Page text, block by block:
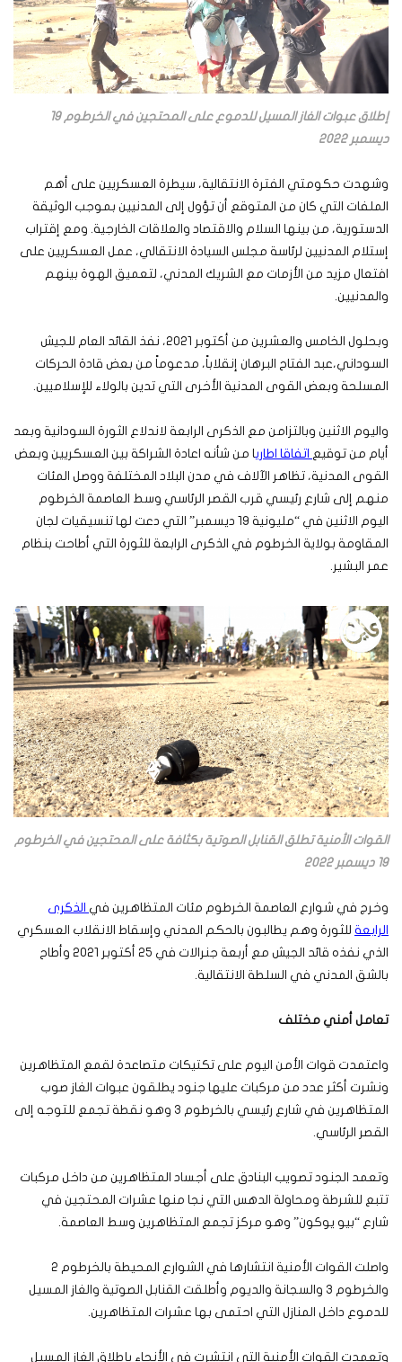
إطلاق عبوات الغاز المسيل للدموع على المحتجين في الخرطوم 19
ديسمبر 2022
وشهدت حكومتي الفترة الانتقالية، سيطرة العسكريين على أهم
الملفات التي كان من المتوقع أن تؤول إلى المدنيين بموجب الوثيقة
الدستورية، من بينها السلام والاقتصاد والعلاقات الخارجية. ومع إقتراب
إستلام المدنيين لرئاسة مجلس السيادة الانتقالي، عمل العسكريين على
افتعال مزيد من الأزمات مع الشريك المدني، لتعميق الهوة بينهم
والمدنيين.
وبحلول الخامس والعشرين من أكتوبر 2021، نفذ القائد العام للجيش
السوداني،عبد الفتاح البرهان إنقلاباً، مدعوماً من بعض قادة الحركات
المسلحة وبعض القوى المدنية الأخرى التي تدين بالولاء للإسلاميين.
واليوم الاثنين وبالتزامن مع الذكرى الرابعة لاندلاع الثورة السودانية وبعد
أيام من توقيع اتفاقا اطاريا من شأنه اعادة الشراكة بين العسكريين وبعض
القوى المدنية، تظاهر الآلاف في مدن البلاد المختلفة ووصل المئات
منهم إلى شارع رئيسي قرب القصر الرئاسي وسط العاصمة الخرطوم
اليوم الاثنين في “مليونية 19 ديسمبر” التي دعت لها تنسيقيات لجان
المقاومة بولاية الخرطوم في الذكرى الرابعة للثورة التي أطاحت بنظام
عمر البشير.
القوات الأمنية تطلق القنابل الصوتية بكثافة على المحتجين في الخرطوم
19 ديسمبر 2022
وخرج في شوارع العاصمة الخرطوم مئات المتظاهرين في الذكرى
الرابعة للثورة وهم يطالبون بالحكم المدني وإسقاط الانقلاب العسكري
الذي نفذه قائد الجيش مع أربعة جنرالات في 25 أكتوبر 2021 وأطاح
بالشق المدني في السلطة الانتقالية.
تعامل أمني مختلف
واعتمدت قوات الأمن اليوم على تكتيكات متصاعدة لقمع المتظاهرين
ونشرت أكثر عدد من مركبات عليها جنود يطلقون عبوات الغاز صوب
المتظاهرين في شارع رئيسي بالخرطوم 3 وهو نقطة تجمع للتوجه إلى
القصر الرئاسي.
وتعمد الجنود تصويب البنادق على أجساد المتظاهرين من داخل مركبات
تتبع للشرطة ومحاولة الدهس التي نجا منها عشرات المحتجين في
شارع “بيو يوكون” وهو مركز تجمع المتظاهرين وسط العاصمة.
واصلت القوات الأمنية انتشارها في الشوارع المحيطة بالخرطوم 2
والخرطوم 3 والسجانة والديوم وأطلقت القنابل الصوتية والغاز المسيل
للدموع داخل المنازل التي احتمى بها عشرات المتظاهرين.
وتعمدت القوات الأمنية التي انتشرت في الأنحاء بإطلاق الغاز المسيل